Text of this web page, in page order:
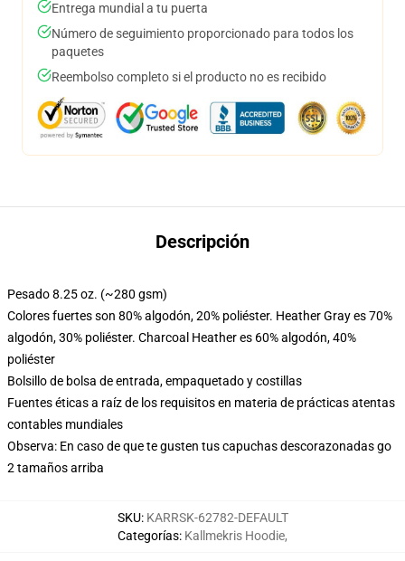
Entrega mundial a tu puerta
Número de seguimiento proporcionado para todos los
paquetes
Reembolso completo si el producto no es recibido
Descripción
Pesado 8.25 oz. (~280 gsm)
Colores fuertes son 80% algodón, 20% poliéster. Heather Gray es 70%
algodón, 30% poliéster. Charcoal Heather es 60% algodón, 40%
poliéster
Bolsillo de bolsa de entrada, empaquetado y costillas
Fuentes éticas a raíz de los requisitos en materia de prácticas atentas
contables mundiales
Observa: En caso de que te gusten tus capuchas descorazonadas go
2 tamaños arriba
SKU: KARRSK-62782-DEFAULT
Categorías: Kallmekris Hoodie,